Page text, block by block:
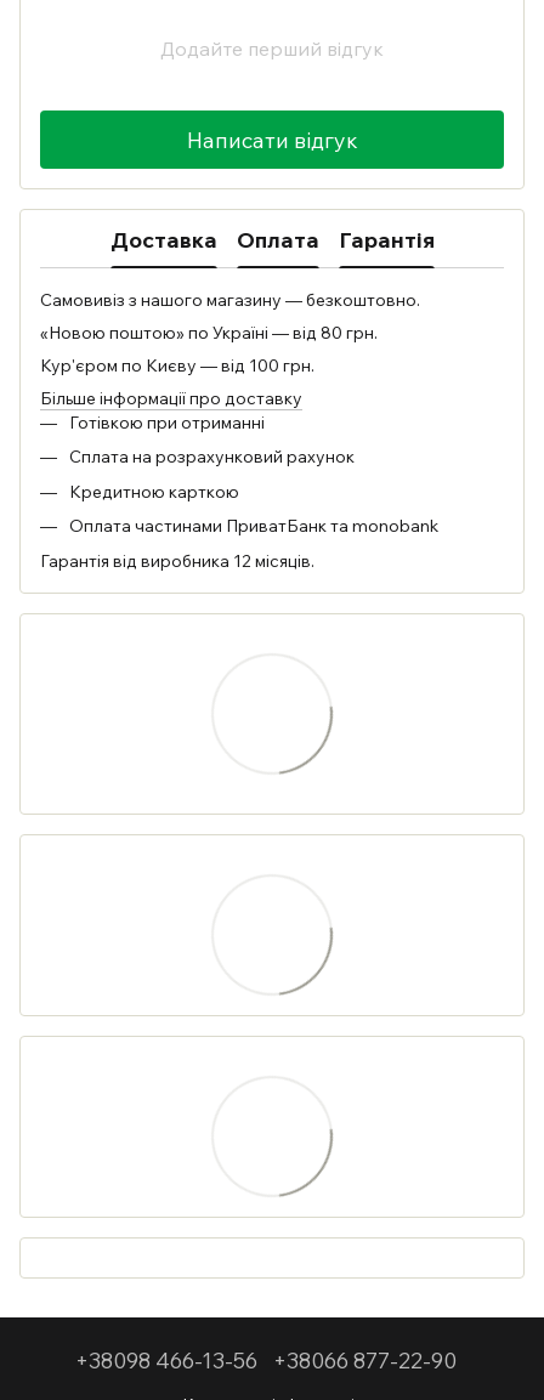
Додайте перший відгук
Написати відгук
Доставка Оплата Гарантія
Самовивіз з нашого магазину — безкоштовно.
«Новою поштою» по Україні — від 80 грн.
Кур'єром по Києву — від 100 грн.
Більше інформації про доставку
Готівкою при отриманні
Сплата на розрахунковий рахунок
Кредитною карткою
Оплата частинами ПриватБанк та monobank
Гарантія від виробника 12 місяців.
+38098 466-13-56 +38066 877-22-90